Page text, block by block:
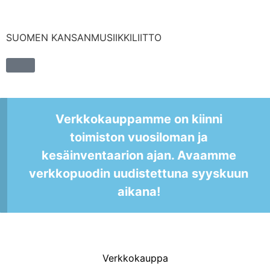
SUOMEN KANSANMUSIIKKILIITTO
Verkkokauppamme on kiinni
toimiston vuosiloman ja
kesäinventaarion ajan. Avaamme
verkkopuodin uudistettuna syyskuun
aikana!
Verkkokauppa